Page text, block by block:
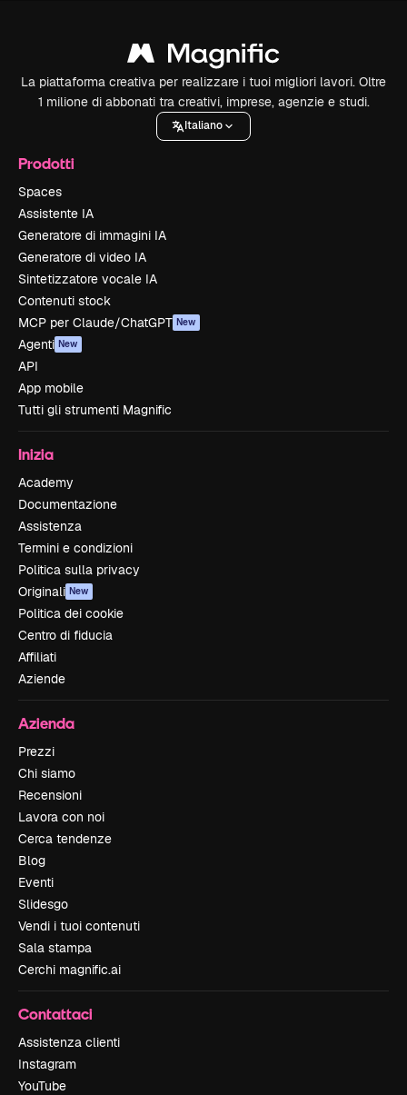
La piattaforma creativa per realizzare i tuoi migliori lavori. Oltre
1 milione di abbonati tra creativi, imprese, agenzie e studi.
Italiano
Prodotti
Spaces
Assistente IA
Generatore di immagini IA
Generatore di video IA
Sintetizzatore vocale IA
Contenuti stock
MCP per Claude/ChatGPT New
Agenti New
API
App mobile
Tutti gli strumenti Magnific
Inizia
Academy
Documentazione
Assistenza
Termini e condizioni
Politica sulla privacy
Originali New
Politica dei cookie
Centro di fiducia
Affiliati
Aziende
Azienda
Prezzi
Chi siamo
Recensioni
Lavora con noi
Cerca tendenze
Blog
Eventi
Slidesgo
Vendi i tuoi contenuti
Sala stampa
Cerchi magnific.ai
Contattaci
Assistenza clienti
Instagram
YouTube